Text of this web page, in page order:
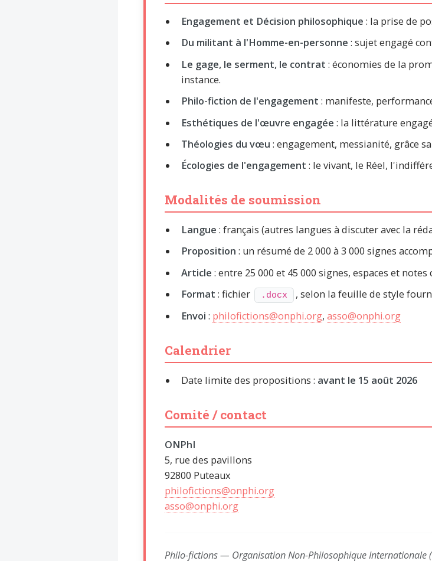
Engagement et Décision philosophique : la prise de
Du militant à l'Homme-en-personne : sujet engagé
Le gage, le serment, le contrat : économies de la
instance.
Philo-fiction de l'engagement : manifeste,
Esthétiques de l'œuvre engagée : la littérature
Théologies du vœu : engagement, messianité, grâce
Écologies de l'engagement : le vivant, le Réel,
Modalités de soumission
Langue : français (autres langues à discuter avec la
Proposition : un résumé de 2 000 à 3 000 signes
Article : entre 25 000 et 45 000 signes, espaces et notes
Format : fichier .docx
, selon la feuille de style
Envoi : philofictions@onphi.org, asso@onphi.org
Calendrier
Date limite des propositions : avant le 15 août 2026
Comité / contact
ONPhI
5, rue des pavillons
92800 Puteaux
philofictions@onphi.org
asso@onphi.org
Philo-fictions — Organisation Non-Philosophique Internationale